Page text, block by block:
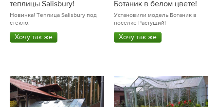
теплицы Salisbury!
Новинка! Теплица Salisbury под
стекло.
Хочу так же
Ботаник в белом цвете!
Установили модель Ботаник в
поселке Растущий!
Хочу так же